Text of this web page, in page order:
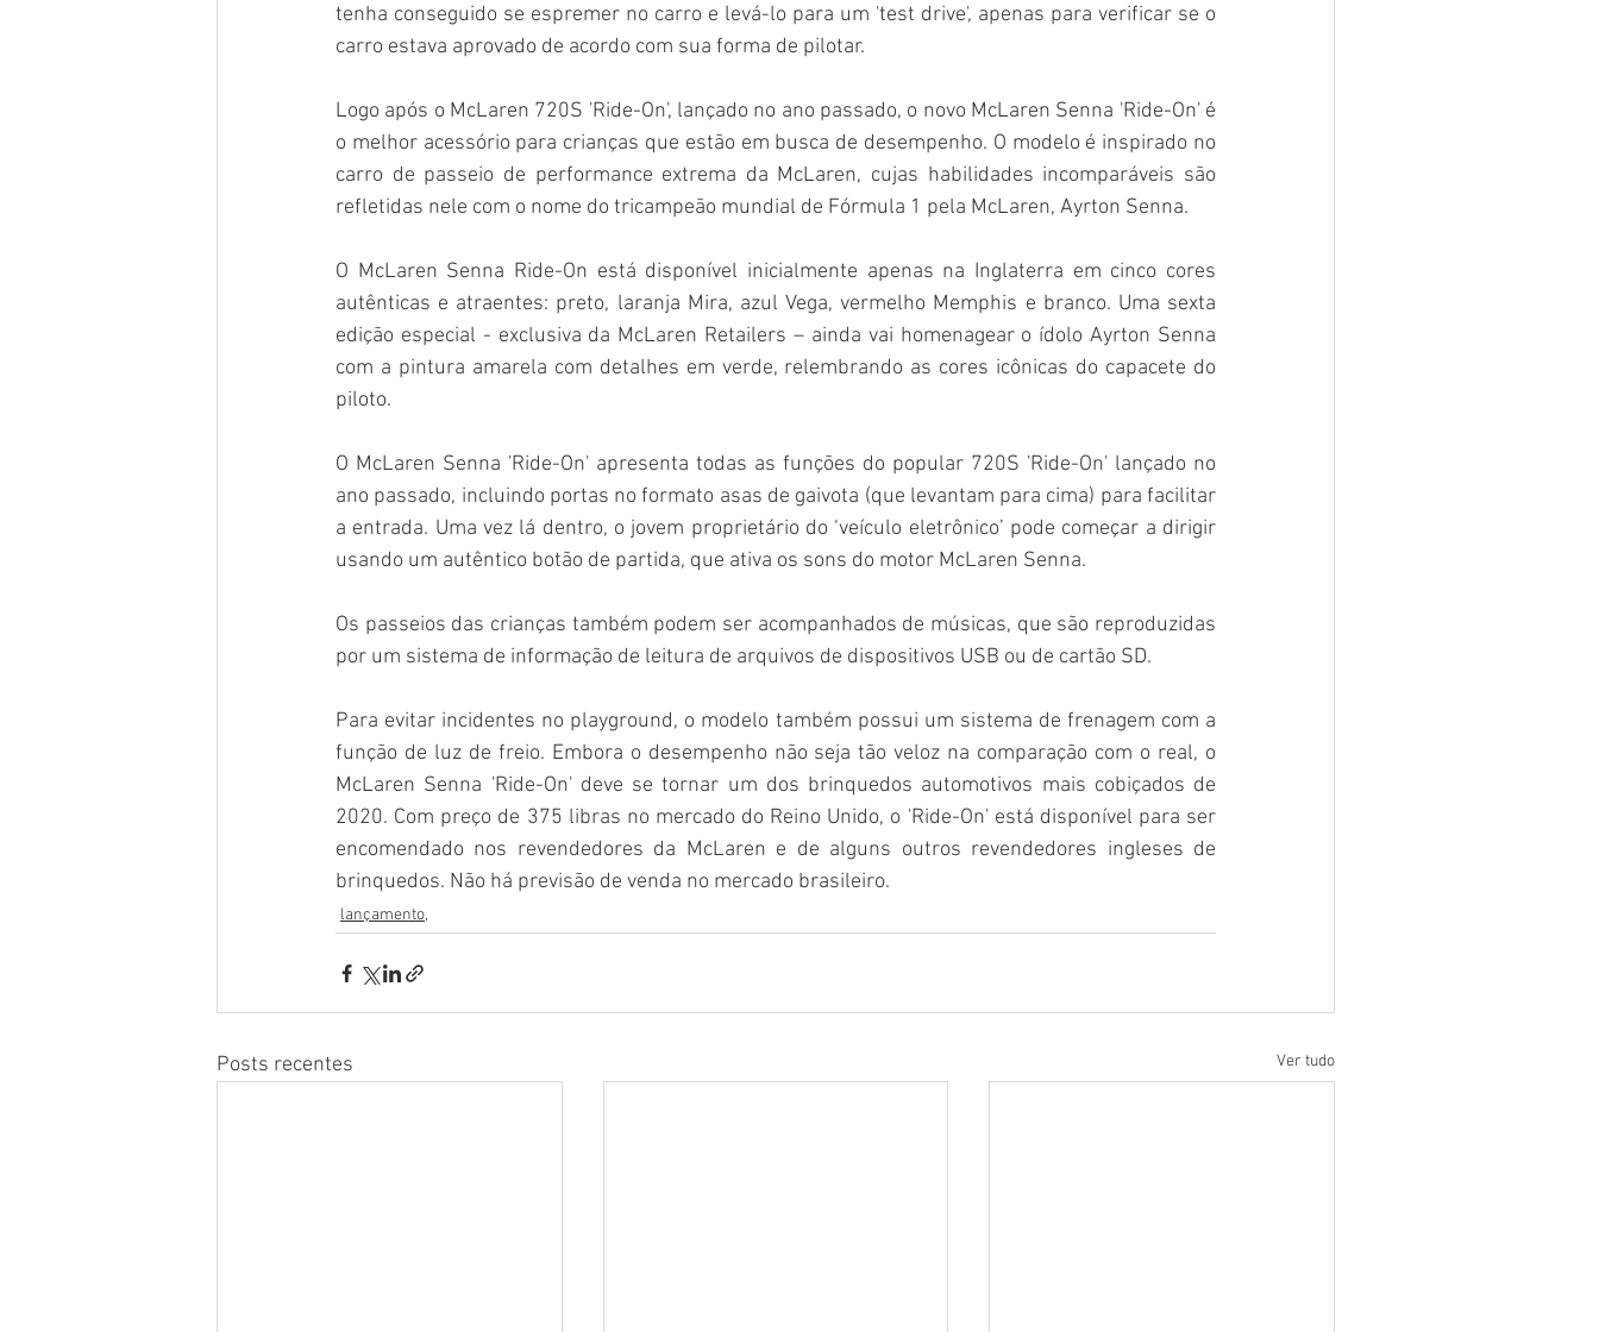
tenha conseguido se espremer no carro e levá-lo para um 'test drive', apenas para verificar se o
carro estava aprovado de acordo com sua forma de pilotar.
Logo após o McLaren 720S 'Ride-On', lançado no ano passado, o novo McLaren Senna 'Ride-On' é
o melhor acessório para crianças que estão em busca de desempenho. O modelo é inspirado no
carro de passeio de performance extrema da McLaren, cujas habilidades incomparáveis são
refletidas nele com o nome do tricampeão mundial de Fórmula 1 pela McLaren, Ayrton Senna.
O McLaren Senna Ride-On está disponível inicialmente apenas na Inglaterra em cinco cores
autênticas e atraentes: preto, laranja Mira, azul Vega, vermelho Memphis e branco. Uma sexta
edição especial - exclusiva da McLaren Retailers – ainda vai homenagear o ídolo Ayrton Senna
com a pintura amarela com detalhes em verde, relembrando as cores icônicas do capacete do
piloto.
O McLaren Senna 'Ride-On' apresenta todas as funções do popular 720S 'Ride-On' lançado no
ano passado, incluindo portas no formato asas de gaivota (que levantam para cima) para facilitar
a entrada. Uma vez lá dentro, o jovem proprietário do ‘veículo eletrônico’ pode começar a dirigir
usando um autêntico botão de partida, que ativa os sons do motor McLaren Senna.
Os passeios das crianças também podem ser acompanhados de músicas, que são reproduzidas
por um sistema de informação de leitura de arquivos de dispositivos USB ou de cartão SD.
Para evitar incidentes no playground, o modelo também possui um sistema de frenagem com a
função de luz de freio. Embora o desempenho não seja tão veloz na comparação com o real, o
McLaren Senna 'Ride-On' deve se tornar um dos brinquedos automotivos mais cobiçados de
2020. Com preço de 375 libras no mercado do Reino Unido, o 'Ride-On' está disponível para ser
encomendado nos revendedores da McLaren e de alguns outros revendedores ingleses de
brinquedos. Não há previsão de venda no mercado brasileiro.
lançamento,
Posts recentes Ver tudo